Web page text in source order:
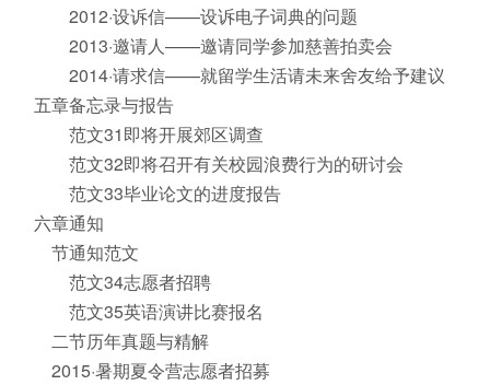
2012·设诉信——设诉电子词典的问题
2013·邀请人——邀请同学参加慈善拍卖会
2014·请求信——就留学生活请未来舍友给予建议
五章备忘录与报告
范文31即将开展郊区调查
范文32即将召开有关校园浪费行为的研讨会
范文33毕业论文的进度报告
六章通知
节通知范文
范文34志愿者招聘
范文35英语演讲比赛报名
二节历年真题与精解
2015·暑期夏令营志愿者招募